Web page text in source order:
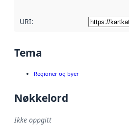
URI:
Tema
Regioner og byer
Nøkkelord
Ikke oppgitt